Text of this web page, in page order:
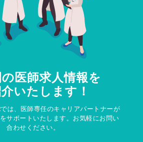
医師求人情報を
いたします！
は、医師専任のキャリアパートナーが
サポートいたします。お気軽にお問い
合わせください。